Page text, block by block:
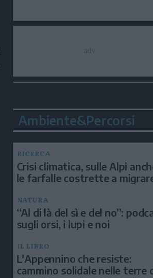
Ambiente&Percorsi
RICERCA
Crisi climatica, sulle Alpi
le farfalle costrette a
NATURA
“Al di là del sì e del no”:
sugli orsi, i lupi e noi
IL LIBRO
L'Appennino che resiste:
cammino solidale nelle terre